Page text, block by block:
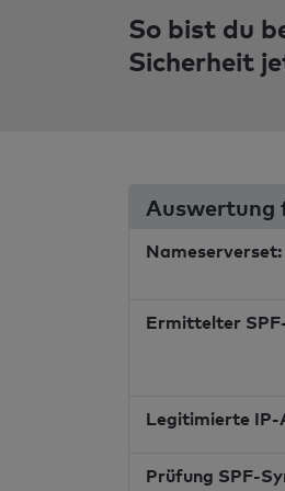
So bist du
Sicherheit
Auswertung
Nameserverset:
Ermittelter
Legitimierte IP-
Prüfung SPF-